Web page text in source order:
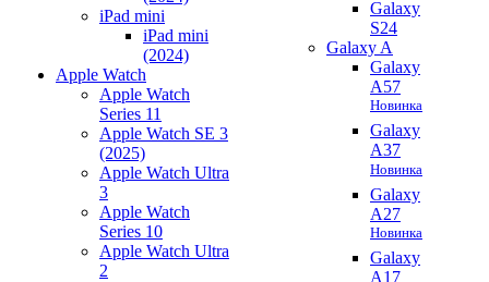
iPad mini
iPad mini
(2024)
Apple Watch
Apple Watch
Series 11
Apple Watch SE 3
(2025)
Apple Watch Ultra
3
Apple Watch
Series 10
Apple Watch Ultra
2
Galaxy
S24
Galaxy A
Galaxy
A57
Новинка
Galaxy
A37
Новинка
Galaxy
A27
Новинка
Galaxy
A17